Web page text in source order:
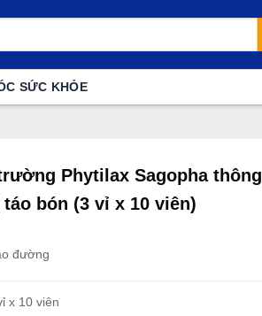
SỨC KHỎE
Phytilax Sagopha thông
bón (3 vỉ x 10 viên)
đường
x 10 viên